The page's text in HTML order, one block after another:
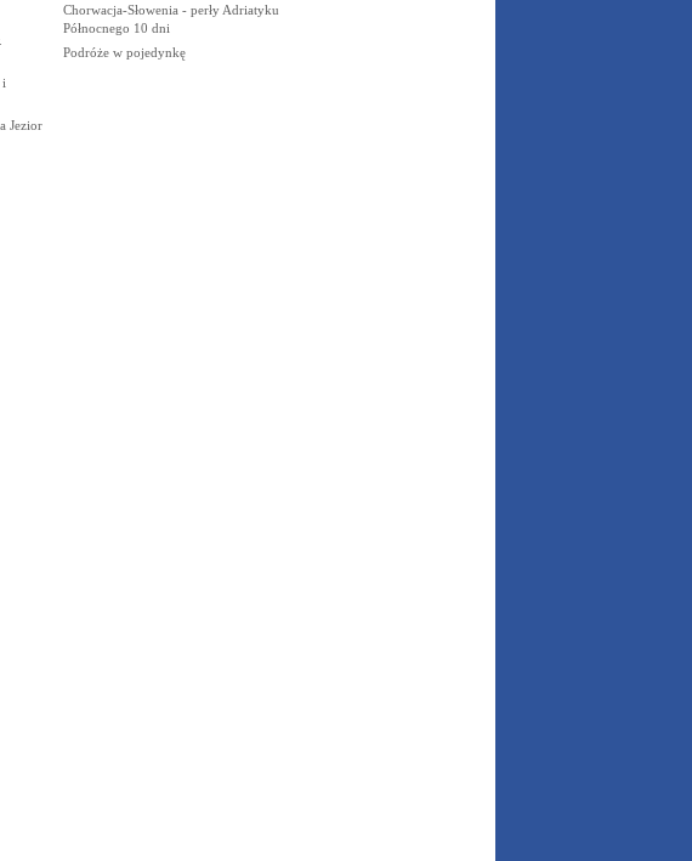
i
Jezior
Chorwacja-Słowenia - perły Adriatyku
Północnego 10 dni
Podróże w pojedynkę